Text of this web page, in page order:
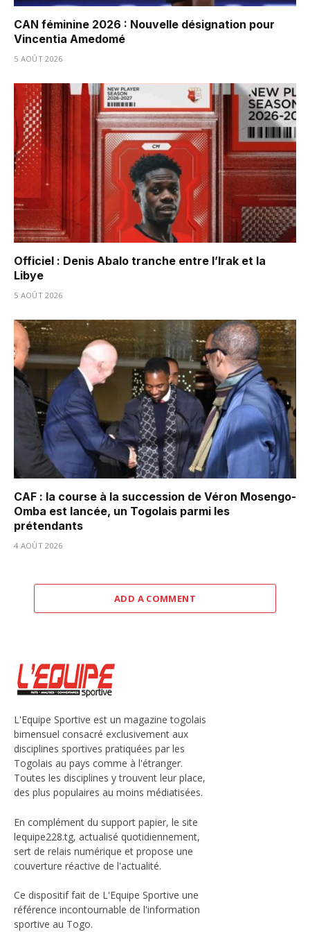
CAN féminine 2026 : Nouvelle désignation pour
Vincentia Amedomé
5 AOÛT 2026
Officiel : Denis Abalo tranche entre l’Irak et la
Libye
5 AOÛT 2026
CAF : la course à la succession de Véron Mosengo-
Omba est lancée, un Togolais parmi les
prétendants
4 AOÛT 2026
ADD A COMMENT
L'Equipe Sportive est un magazine togolais
bimensuel consacré exclusivement aux
disciplines sportives pratiquées par les
Togolais au pays comme à l'étranger.
Toutes les disciplines y trouvent leur place,
des plus populaires au moins médiatisées.
En complément du support papier, le site
lequipe228.tg, actualisé quotidiennement,
sert de relais numérique et propose une
couverture réactive de l'actualité.
Ce dispositif fait de L'Equipe Sportive une
référence incontournable de l'information
sportive au Togo.